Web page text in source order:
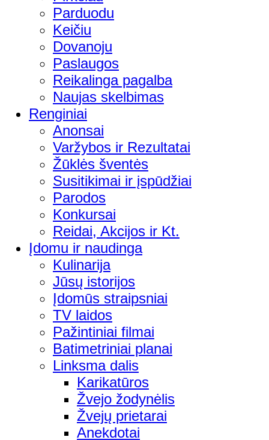
Parduodu
Keičiu
Dovanoju
Paslaugos
Reikalinga pagalba
Naujas skelbimas
Renginiai
Anonsai
Varžybos ir Rezultatai
Žūklės šventės
Susitikimai ir įspūdžiai
Parodos
Konkursai
Reidai, Akcijos ir Kt.
Įdomu ir naudinga
Kulinarija
Jūsų istorijos
Įdomūs straipsniai
TV laidos
Pažintiniai filmai
Batimetriniai planai
Linksma dalis
Karikatūros
Žvejo žodynėlis
Žvejų prietarai
Anekdotai